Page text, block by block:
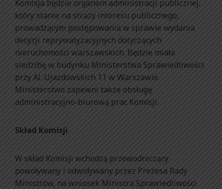
Komisja będzie organem administracji publicznej,
który stanie na straży interesu publicznego,
prowadzącym postępowania w sprawie wydania
decyzji reprywatyzacyjnych dotyczących
nieruchomości warszawskich. Będzie miała
siedzibę w budynku Ministerstwa Sprawiedliwości
przy Al. Ujazdowskich 11 w Warszawie.
Ministerstwo zapewni także obsługę
administracyjno-biurową prac Komisji.
Skład Komisji
W skład Komisji wchodzą przewodniczący
powoływany i odwoływany przez Prezesa Rady
Ministrów, na wniosek Ministra Sprawiedliwości